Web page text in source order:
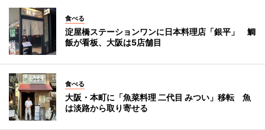
食べる
淀屋橋ステーションワンに日本料理店「銀平」 鯛
飯が看板、大阪は5店舗目
食べる
大阪・本町に「魚菜料理 二代目 みつい」移転 魚
は淡路から取り寄せる